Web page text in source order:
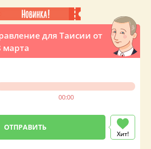
для Таисии от
марта
00:00
Хит!